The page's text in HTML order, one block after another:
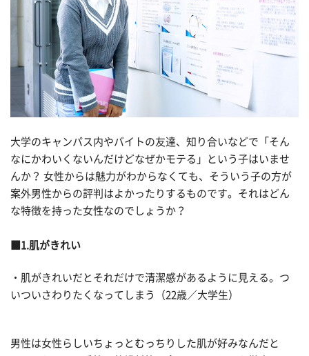
大学のキャンパス内やバイトの友達、知り合いなどで「そん
なにかわいくないんだけどなぜかモテる」という子はいませ
んか？ 女性からは魅力がわからなくても、そういう子の方が
案外男性からの評判はよかったりするものです。それはどん
な特徴を持った女性なのでしょうか？
■1.肌がきれい
・肌がきれいだとそれだけで清潔感があるように見える。つ
いついさわりたくなってしまう（22歳／大学生）
男性は女性らしいちょっとむっちりした肌が好みなんだと